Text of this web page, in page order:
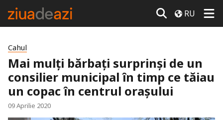
RU
Cahul
Mai mulți bărbați surprinși de un
consilier municipal în timp ce tăiau
un copac în centrul orașului
09 Aprilie 2020